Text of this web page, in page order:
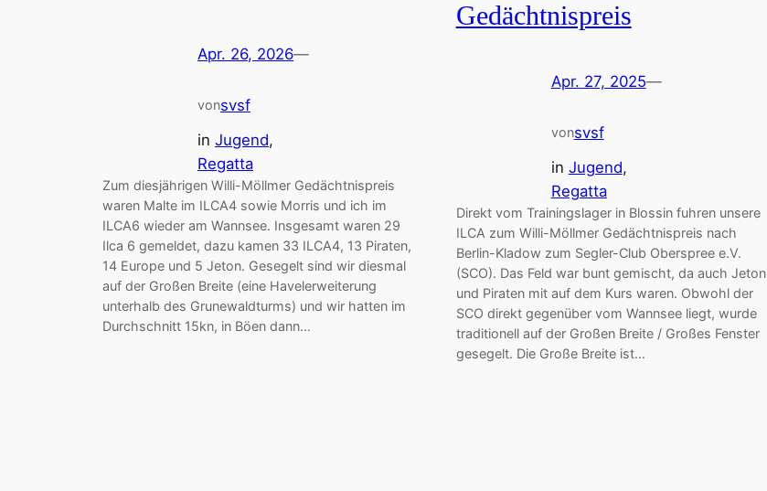
Apr. 26, 2026—
vonsvsf
in Jugend
Regatta
Zum diesjährigen Willi-Möllmer Gedächtnispreis
waren Malte im ILCA4 sowie Morris und ich im
ILCA6 wieder am Wannsee. Insgesamt waren 29
Ilca 6 gemeldet, dazu kamen 33 ILCA4, 13 Piraten,
14 Europe und 5 Jeton. Gesegelt sind wir diesmal
auf der Großen Breite (eine Havelerweiterung
unterhalb des Grunewaldturms) und wir hatten im
Durchschnitt 15kn, in Böen dann…
Gedächtnispreis
Apr. 27, 2025—
vonsvsf
in Jugend
Regatta
Direkt vom Trainingslager in Blossin fuhren unsere
ILCA zum Willi-Möllmer Gedächtnispreis nach
Berlin-Kladow zum Segler-Club Oberspree e.V.
(SCO). Das Feld war bunt gemischt, da auch Jeton
und Piraten mit auf dem Kurs waren. Obwohl der
SCO direkt gegenüber vom Wannsee liegt, wurde
traditionell auf der Großen Breite / Großes Fenster
gesegelt. Die Große Breite ist…